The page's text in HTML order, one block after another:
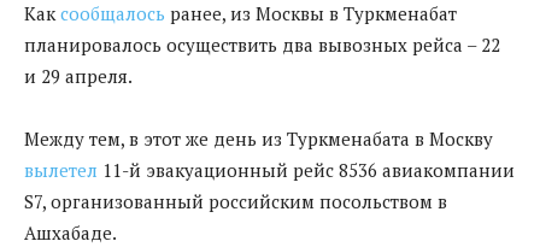
Каксообщалось ранее, из Москвы в Туркменабат
планировалось осуществить два вывозных рейса – 22
и 29 апреля.
Между тем, в этот же день из Туркменабата в Москву
вылетел 11-й эвакуационный рейс 8536 авиакомпании
S7, организованный российским посольством в
Ашхабаде.